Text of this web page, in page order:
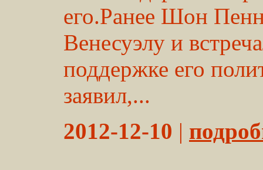
его.Ранее Шон
Венесуэлу и
поддержке его
заявил,...
2012-12-10 |